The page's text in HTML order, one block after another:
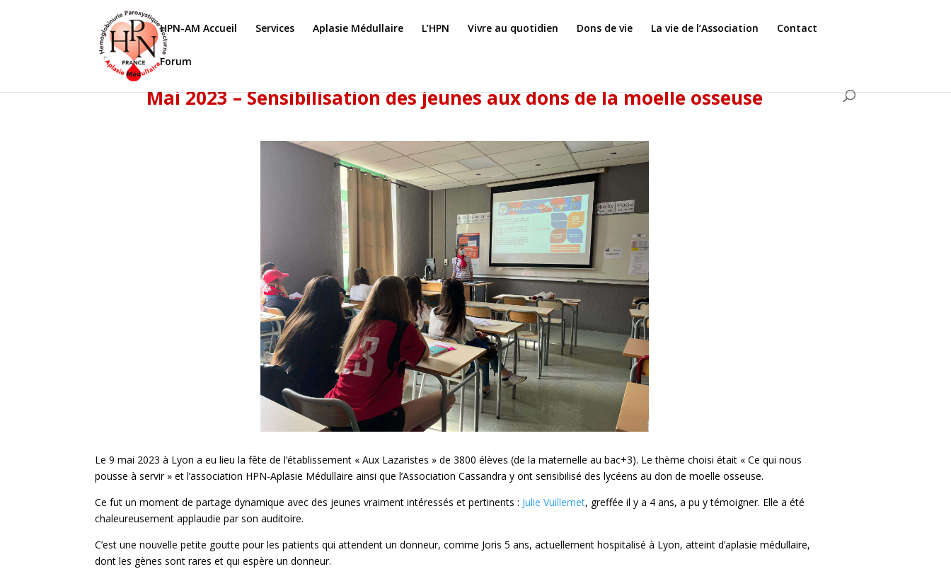
HPN-AM Accueil Services Aplasie Médullaire L’HPN Vivre au quotidien Dons de vie La vie de l’Association Contact
Forum
Mai 2023 – Sensibilisation des jeunes aux dons de la moelle osseuse
Le 9 mai 2023 à Lyon a eu lieu la fête de l’établissement « Aux Lazaristes » de 3800 élèves (de la maternelle au bac+3). Le thème choisi était « Ce qui nous
pousse à servir » et l’association HPN-Aplasie Médullaire ainsi que l’Association Cassandra y ont sensibilisé des lycéens au don de moelle osseuse.
Ce fut un moment de partage dynamique avec des jeunes vraiment intéressés et pertinents : Julie Vuillemet, greffée il y a 4 ans, a pu y témoigner. Elle a été
chaleureusement applaudie par son auditoire.
C’est une nouvelle petite goutte pour les patients qui attendent un donneur, comme Joris 5 ans, actuellement hospitalisé à Lyon, atteint d’aplasie médullaire,
dont les gènes sont rares et qui espère un donneur.